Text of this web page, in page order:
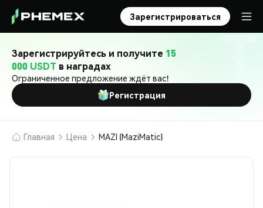
Зарегистрироваться
Зарегистрируйтесь и получите 15
000 USDT в наградах
Ограниченное предложение ждёт вас!
Регистрация
Главная Цена MAZI (MaziMatic)